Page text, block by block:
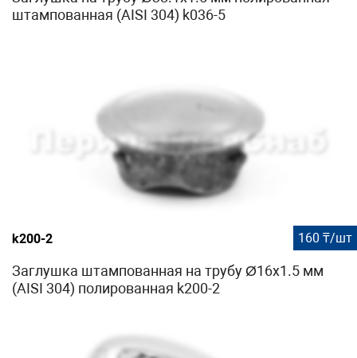
штампованная (AISI 304) k036-5
k200-2 160 ₸/шт
Заглушка штампованная на трубу Ø16x1.5 мм
(AISI 304) полированная k200-2